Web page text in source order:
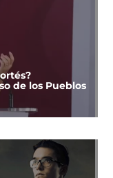
de los Pueblos